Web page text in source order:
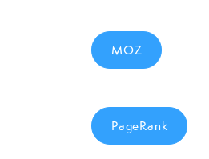
MOZ
PageRank